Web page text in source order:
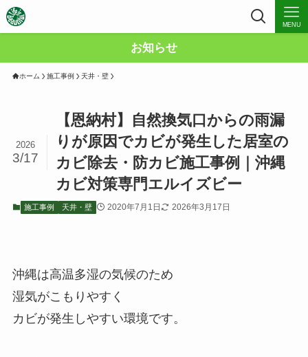
MENU
お知らせ
ホーム 施工事例 天井・壁
【恩納村】自然換気口からの雨漏
りが原因でカビが発生した居室の
カビ除去・防カビ施工事例｜沖縄
カビ対策専門エルイズビー
2026
3/17
施工事例 天井・壁 2020年7月1日 2026年3月17日
沖縄は高温多湿の気候のため
湿気がこもりやすく
カビが発生しやすい環境です。